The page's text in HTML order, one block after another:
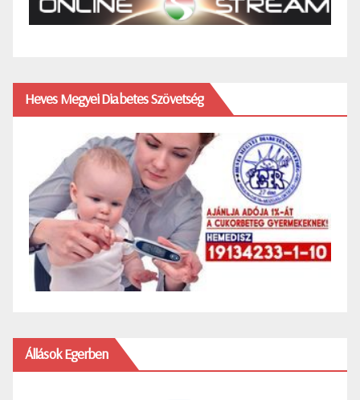
Heves Megyei Diabetes Szövetség
Állások Egerben